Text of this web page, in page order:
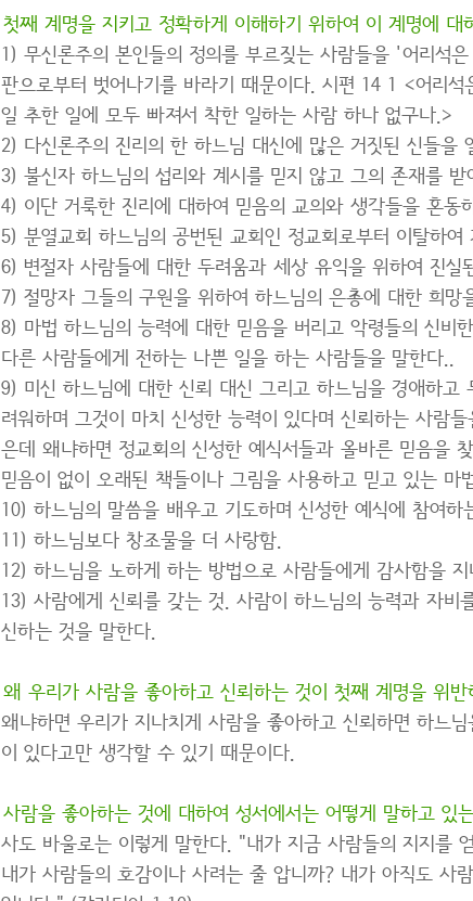
첫째 계명을 지키고 정확하게 이해하기 위하여 이 계명에 대
1) 무신론주의 본인들의 정의를 부르짖는 사람들을 '어리석
판으로부터 벗어나기를 바라기 때문이다. 시편 14 1 <어리
일 추한 일에 모두 빠져서 착한 일하는 사람 하나 없구나.>
2) 다신론주의 진리의 한 하느님 대신에 많은 거짓된 신들을
3) 불신자 하느님의 섭리와 계시를 믿지 않고 그의 존재를 받
4) 이단 거룩한 진리에 대하여 믿음의 교의와 생각들을 혼동
5) 분열교회 하느님의 공번된 교회인 정교회로부터 이탈하
6) 변절자 사람들에 대한 두려움과 세상 유익을 위하여 진실
7) 절망자 그들의 구원을 위하여 하느님의 은총에 대한 희망
8) 마법 하느님의 능력에 대한 믿음을 버리고 악령들의 신비
다른 사람들에게 전하는 나쁜 일을 하는 사람들을 말한다..
9) 미신 하느님에 대한 신뢰 대신 그리고 하느님을 경애하
려워하며 그것이 마치 신성한 능력이 있다며 신뢰하는 사람
은데 왜냐하면 정교회의 신성한 예식서들과 올바른 믿음을
믿음이 없이 오래된 책들이나 그림을 사용하고 믿고 있는 마
10) 하느님의 말씀을 배우고 기도하며 신성한 예식에 참여하
11) 하느님보다 창조물을 더 사랑함.
12) 하느님을 노하게 하는 방법으로 사람들에게 감사함을
13) 사람에게 신뢰를 갖는 것. 사람이 하느님의 능력과 자
신하는 것을 말한다.
왜 우리가 사람을 좋아하고 신뢰하는 것이 첫째 계명을 위반
왜냐하면 우리가 지나치게 사람을 좋아하고 신뢰하면 하느
이 있다고만 생각할 수 있기 때문이다.
사람을 좋아하는 것에 대하여 성서에서는 어떻게 말하고 있
사도 바울로는 이렇게 말한다. "내가 지금 사람들의 지지를
내가 사람들의 호감이나 사려는 줄 압니까? 내가 아직도 사